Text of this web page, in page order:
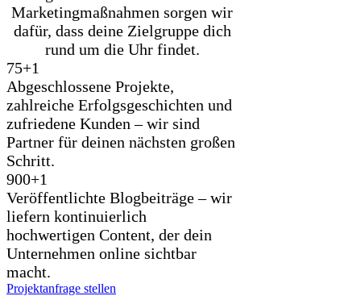
Marketingmaßnahmen sorgen wir
dafür, dass deine Zielgruppe dich
rund um die Uhr findet.
75+1
Abgeschlossene Projekte,
zahlreiche Erfolgsgeschichten und
zufriedene Kunden – wir sind
Partner für deinen nächsten großen
Schritt.
900+1
Veröffentlichte Blogbeiträge – wir
liefern kontinuierlich
hochwertigen Content, der dein
Unternehmen online sichtbar
macht.
Projektanfrage stellen